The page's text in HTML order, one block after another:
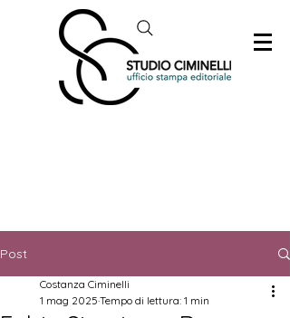
Post
Costanza Ciminelli
1 mag 2025 Tempo di lettura: 1 min